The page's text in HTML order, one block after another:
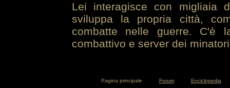
Lei interagisce con migliaia
sviluppa la propria città,
combatte nelle guerre. C'è
combattivo e server dei
Pagina principale Forum Enciclopedia